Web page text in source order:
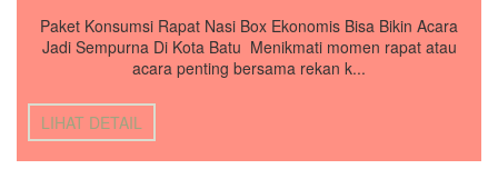
Paket Konsumsi Rapat Nasi Box Ekonomis Bisa Bikin Acara
Jadi Sempurna Di Kota Batu Menikmati momen rapat atau
acara penting bersama rekan k...
LIHAT DETAIL